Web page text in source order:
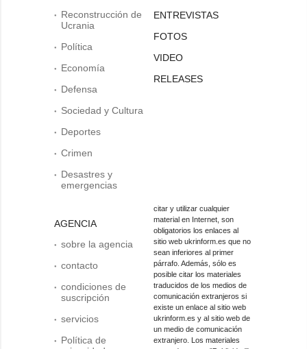
Reconstrucción de
Ucrania
Política
Economía
Defensa
Sociedad y Cultura
Deportes
Crimen
Desastres y
emergencias
AGENCIA
sobre la agencia
contacto
condiciones de
suscripción
servicios
Política de
ENTREVISTAS
FOTOS
VIDEO
RELEASES
citar y utilizar cualquier
material en Internet, son
obligatorios los enlaces al
sitio web ukrinform.es que no
sean inferiores al primer
párrafo. Además, sólo es
posible citar los materiales
traducidos de los medios de
comunicación extranjeros si
existe un enlace al sitio web
ukrinform.es y al sitio web de
un medio de comunicación
extranjero. Los materiales